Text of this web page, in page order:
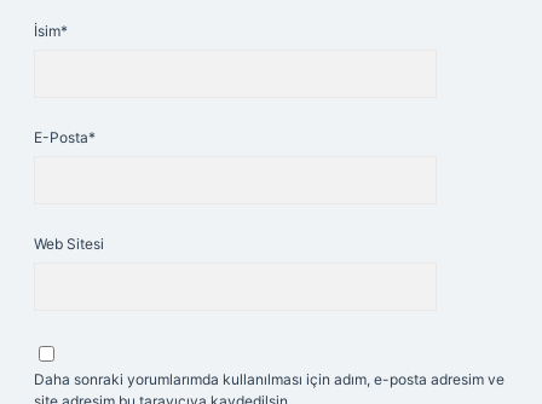
İsim*
E-Posta*
Web Sitesi
Daha sonraki yorumlarımda kullanılması için adım, e-posta adresim ve